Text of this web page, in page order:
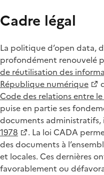
Cadre légal
La politique d’open data,
profondément renouvelé
de réutilisation des
République numérique
Code des relations entre
puise en partie ses
documents
1978
. La loi CADA
des documents à
et locales. Ces dernières
favorablement ou